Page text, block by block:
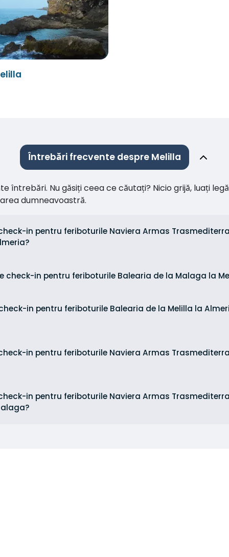
Întrebări frecvente despre Melilla
întrebări. Nu găsiți ceea ce căutați? Nicio grijă, luați
dumneavoastră.
in pentru feriboturile Naviera Armas
check-in pentru feriboturile Balearia de la Malaga la
in pentru feriboturile Balearia de la Melilla la
in pentru feriboturile Naviera Armas
in pentru feriboturile Naviera Armas